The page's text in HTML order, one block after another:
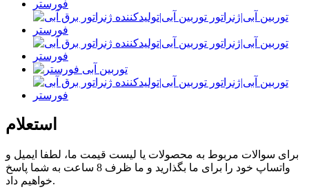
استعلام
برای سوالات مربوط به محصولات یا لیست قیمت ما، لطفا ایمیل و
واتساپ خود را برای ما بگذارید و ما ظرف 8 ساعت به شما پاسخ
خواهیم داد.